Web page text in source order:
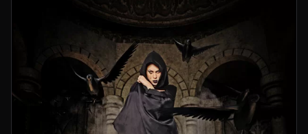
Gustavo D’andraia
Bea Belaustegui
para Purpura Hair Space